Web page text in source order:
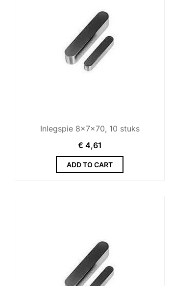
Inlegspie 8x7x70, 10 stuks
€ 4,61
ADD TO CART